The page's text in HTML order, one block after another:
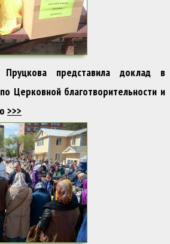
представила доклад в
Церковной благотворительности и
>>>